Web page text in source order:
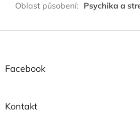
Oblast působení: Psychika a
Facebook
Kontakt